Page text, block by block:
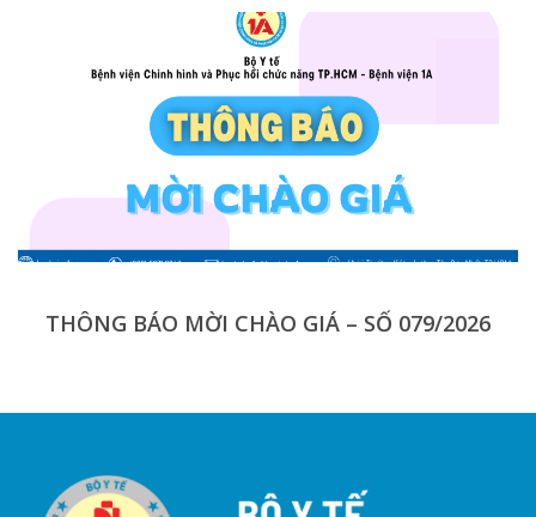
THÔNG BÁO MỜI CHÀO GIÁ – SỐ 079/2026